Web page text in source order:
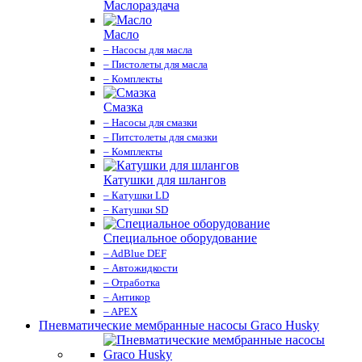
Маслораздача
Масло
– Насосы для масла
– Пистолеты для масла
– Комплекты
Смазка
– Насосы для смазки
– Питстолеты для смазки
– Комплекты
Катушки для шлангов
– Катушки LD
– Катушки SD
Специальное оборудование
– AdBlue DEF
– Автожидкости
– Отработка
– Антикор
– APEX
Пневматические мембранные насосы Graco Husky